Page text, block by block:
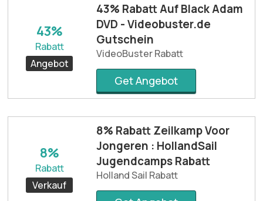
43%
Rabatt
Angebot
43% Rabatt Auf Black Adam
DVD - Videobuster.de
Gutschein
VideoBuster Rabatt
Get Angebot
8%
Rabatt
Verkauf
8% Rabatt Zeilkamp Voor
Jongeren : HollandSail
Jugendcamps Rabatt
Holland Sail Rabatt